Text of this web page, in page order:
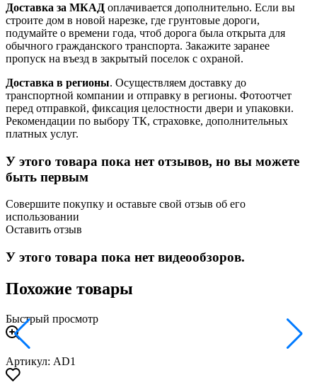
Доставка за МКАД оплачивается дополнительно. Если вы
строите дом в новой нарезке, где грунтовые дороги,
подумайте о времени года, чтоб дорога была открыта для
обычного гражданского транспорта. Закажите заранее
пропуск на въезд в закрытый поселок с охраной.
Доставка в регионы. Осуществляем доставку до
транспортной компании и отправку в регионы. Фотоотчет
перед отправкой, фиксация целостности двери и упаковки.
Рекомендации по выбору ТК, страховке, дополнительных
платных услуг.
У этого товара пока нет отзывов, но вы можете
быть первым
Совершите покупку и оставьте свой отзыв об его
использовании
Оставить отзыв
У этого товара пока нет видеообзоров.
Похожие товары
Быстрый просмотр
Артикул: AD1